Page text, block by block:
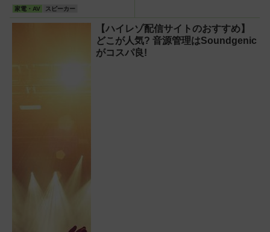
強化されたオールインワン
家電・AV スピーカー
【ハイレゾ配信サイトのおすすめ】
どこが人気? 音源管理はSoundgenic
がコスパ良!